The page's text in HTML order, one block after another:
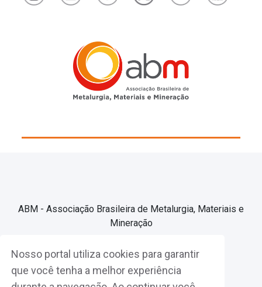
Nosso portal utiliza cookies para garantir
que você tenha a melhor experiência
ABM - Associação Brasileira de Metalurgia, Materiais e
Mineração
Associe-se